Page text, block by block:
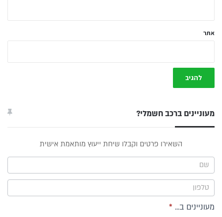
אתר
מעוניינים ברכב חשמלי?
תפריט
צד
השאירו פרטים וקבלו שיחת ייעוץ מותאמת אישית
מעוניינים ב... *